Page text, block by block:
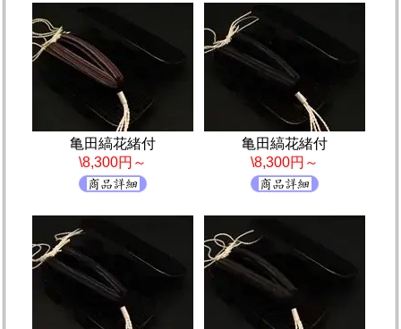
亀田縞花緒付
\8,300円～
亀田縞花緒付
\8,300円～